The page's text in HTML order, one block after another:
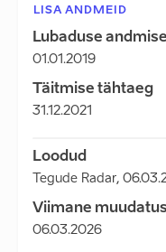
LISA ANDMEID
Lubaduse
01.01.2019
Täitmise tähtaeg
31.12.2021
Loodud
Tegude Radar,
Viimane muudatus
06.03.2026